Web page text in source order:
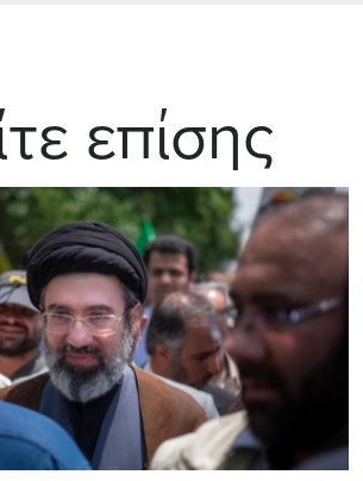
επίσης